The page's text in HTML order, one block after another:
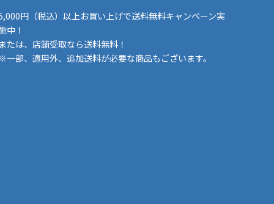
円（税込）以上お買い上げで送料無料キャンペーン実
中！
または、店舗受取なら送料無料！
※一部、適用外、追加送料が必要な商品もございます。